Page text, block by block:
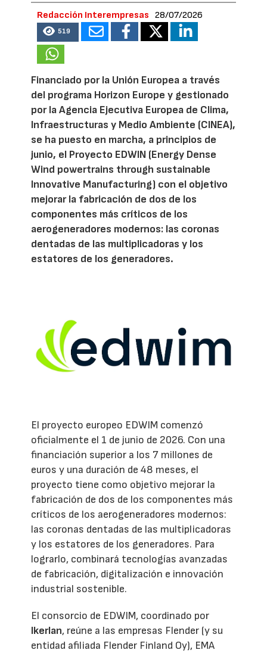
Redacción Interempresas 28/07/2026
519
Financiado por la Unión Europea a través
del programa Horizon Europe y gestionado
por la Agencia Ejecutiva Europea de Clima,
Infraestructuras y Medio Ambiente (CINEA),
se ha puesto en marcha, a principios de
junio, el Proyecto EDWIN (Energy Dense
Wind powertrains through sustainable
Innovative Manufacturing) con el objetivo
mejorar la fabricación de dos de los
componentes más críticos de los
aerogeneradores modernos: las coronas
dentadas de las multiplicadoras y los
estatores de los generadores.
El proyecto europeo EDWIM comenzó
oficialmente el 1 de junio de 2026. Con una
financiación superior a los 7 millones de
euros y una duración de 48 meses, el
proyecto tiene como objetivo mejorar la
fabricación de dos de los componentes más
críticos de los aerogeneradores modernos:
las coronas dentadas de las multiplicadoras
y los estatores de los generadores. Para
lograrlo, combinará tecnologías avanzadas
de fabricación, digitalización e innovación
industrial sostenible.
El consorcio de EDWIM, coordinado por
Ikerlan, reúne a las empresas Flender (y su
entidad afiliada Flender Finland Oy), EMA